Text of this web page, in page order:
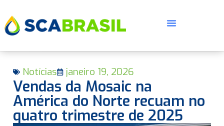
Notícias janeiro 19, 2026
Vendas da Mosaic na
América do Norte recuam no
quatro trimestre de 2025